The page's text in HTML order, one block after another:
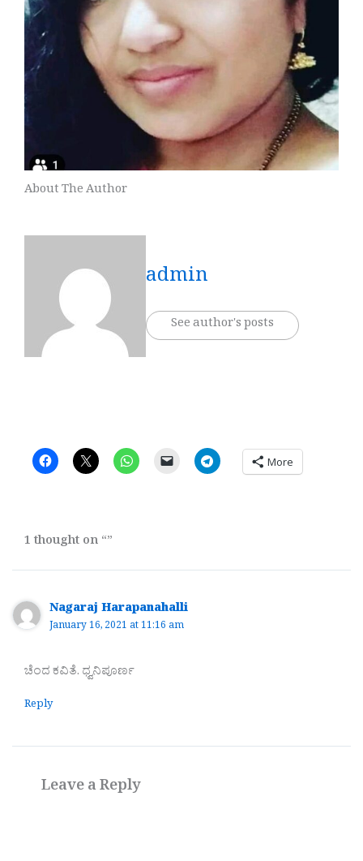
About The Author
admin
See author's posts
More
1 thought on “”
Nagaraj Harapanahalli
January 16, 2021 at 11:16 am
ಚೆಂದ ಕವಿತೆ. ಧ್ವನಿಪೂರ್ಣ
Reply
Leave a Reply